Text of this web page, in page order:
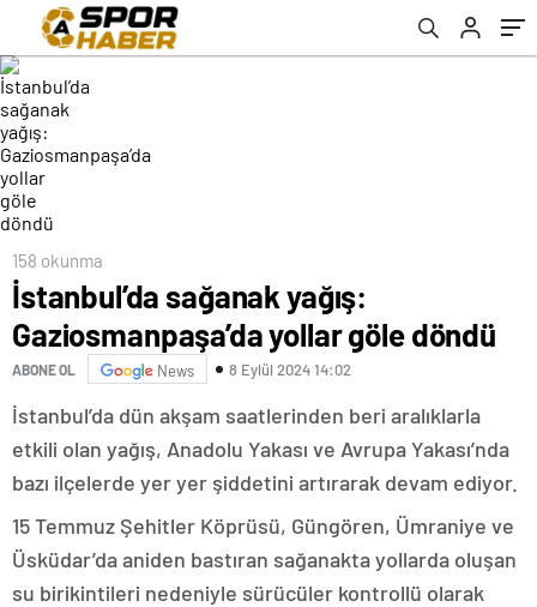
158 okunma
İstanbul’da sağanak yağış:
Gaziosmanpaşa’da yollar göle döndü
ABONE OL News 8 Eylül 2024 14:02
İstanbul’da dün akşam saatlerinden beri aralıklarla
etkili olan yağış, Anadolu Yakası ve Avrupa Yakası’nda
bazı ilçelerde yer yer şiddetini artırarak devam ediyor.
15 Temmuz Şehitler Köprüsü, Güngören, Ümraniye ve
Üsküdar’da aniden bastıran sağanakta yollarda oluşan
su birikintileri nedeniyle sürücüler kontrollü olarak